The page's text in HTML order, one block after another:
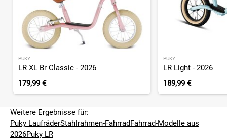
PUKY
LR XL Br Classic - 2026
179,99 €
PUKY
LR Light - 2026
189,99 €
Weitere Ergebnisse für:
Puky LaufräderStahlrahmen-FahrradFahrrad-Modelle aus
2026Puky LR